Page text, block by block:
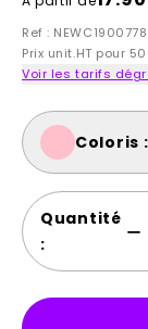
Ref :
Prix unit.HT pour
Voir les tarifs
Coloris :
Quantité
: